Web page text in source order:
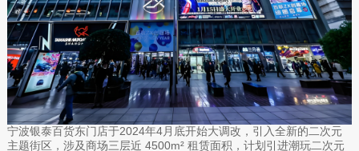
宁波银泰百货东门店于2024年4月底开始大调改，引入全新的二次元
主题街区，涉及商场三层近 4500m² 租赁面积，计划引进潮玩二次元